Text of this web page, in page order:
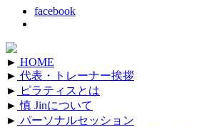
facebook
► HOME
► 代表・トレーナー挨拶
► ピラティスとは
► 慎 Jinについて
► パーソナルセッション